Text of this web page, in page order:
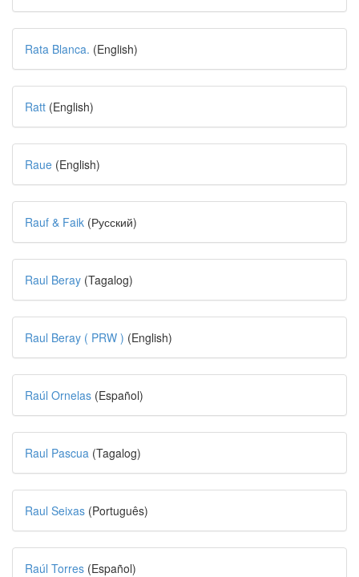
Rata Blanca. (English)
Ratt (English)
Raue (English)
Rauf & Faik (Русский)
Raul Beray (Tagalog)
Raul Beray ( PRW ) (English)
Raúl Ornelas (Español)
Raul Pascua (Tagalog)
Raul Seixas (Português)
Raúl Torres (Español)